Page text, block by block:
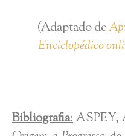
(Adaptado de
Enciclopédico
Bibliografia:ASPEY,